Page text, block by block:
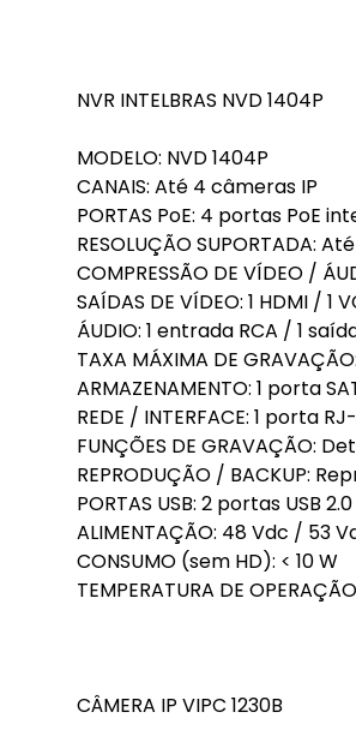
NVR INTELBRAS NVD 1404P
MODELO: NVD 1404P
CANAIS: Até 4 câmeras IP
PORTAS PoE: 4 portas PoE
RESOLUÇÃO SUPORTADA:
COMPRESSÃO DE VÍDEO /
SAÍDAS DE VÍDEO: 1 HDMI / 1
ÁUDIO: 1 entrada RCA / 1
TAXA MÁXIMA DE
ARMAZENAMENTO: 1 porta
REDE / INTERFACE: 1 porta
FUNÇÕES DE GRAVAÇÃO:
REPRODUÇÃO / BACKUP:
PORTAS USB: 2 portas USB
ALIMENTAÇÃO: 48 Vdc / 53
CONSUMO (sem HD): < 10 W
TEMPERATURA DE
CÂMERA IP VIPC 1230B